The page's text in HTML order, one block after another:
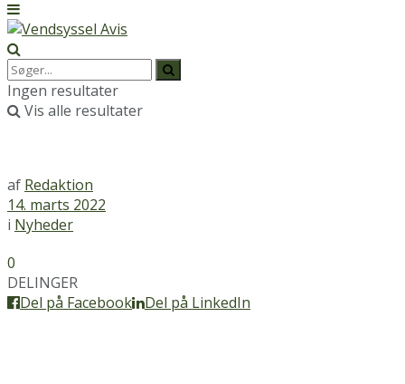
Ingen resultater
Vis alle resultater
af Redaktion
14. marts 2022
i Nyheder
0
DELINGER
Del på Facebook
Del på LinkedIn